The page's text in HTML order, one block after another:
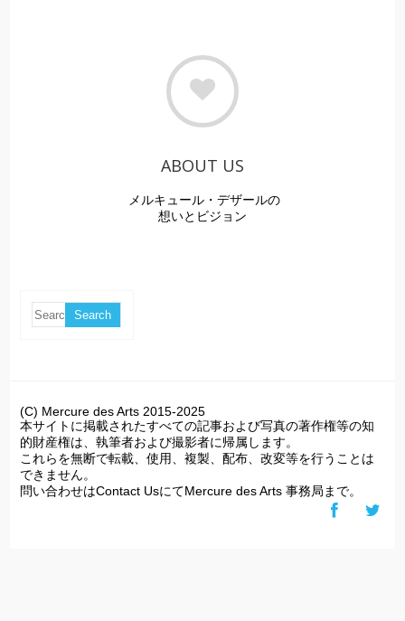
ABOUT US
メルキュール・デザールの
想いとビジョン
(C) Mercure des Arts 2015-2025
本サイトに掲載されたすべての記事および写真の著作権等の知
的財産権は、執筆者および撮影者に帰属します。
これらを無断で転載、使用、複製、配布、改変等を行うことは
できません。
問い合わせはContact UsにてMercure des Arts 事務局まで。